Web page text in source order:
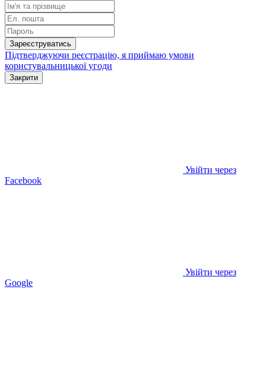
Зареєструватись
Підтверджуючи реєстрацію, я приймаю умови
користувальницької угоди
Закрити
Увійти через
Facebook
Увійти через
Google